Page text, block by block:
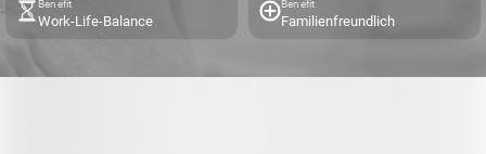
Benefit
Work-Life-Balance
Benefit
Familienfreundlich